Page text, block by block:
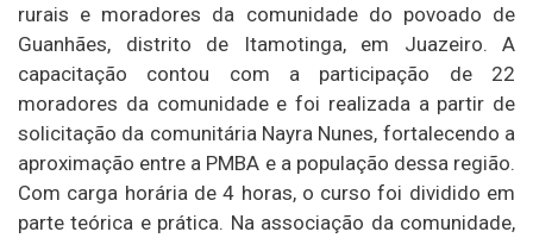
rurais e moradores da comunidade do povoado de
Guanhães, distrito de Itamotinga, em Juazeiro. A
capacitação contou com a participação de 22
moradores da comunidade e foi realizada a partir de
solicitação da comunitária Nayra Nunes, fortalecendo a
aproximação entre a PMBA e a população dessa região.
Com carga horária de 4 horas, o curso foi dividido em
parte teórica e prática. Na associação da comunidade,